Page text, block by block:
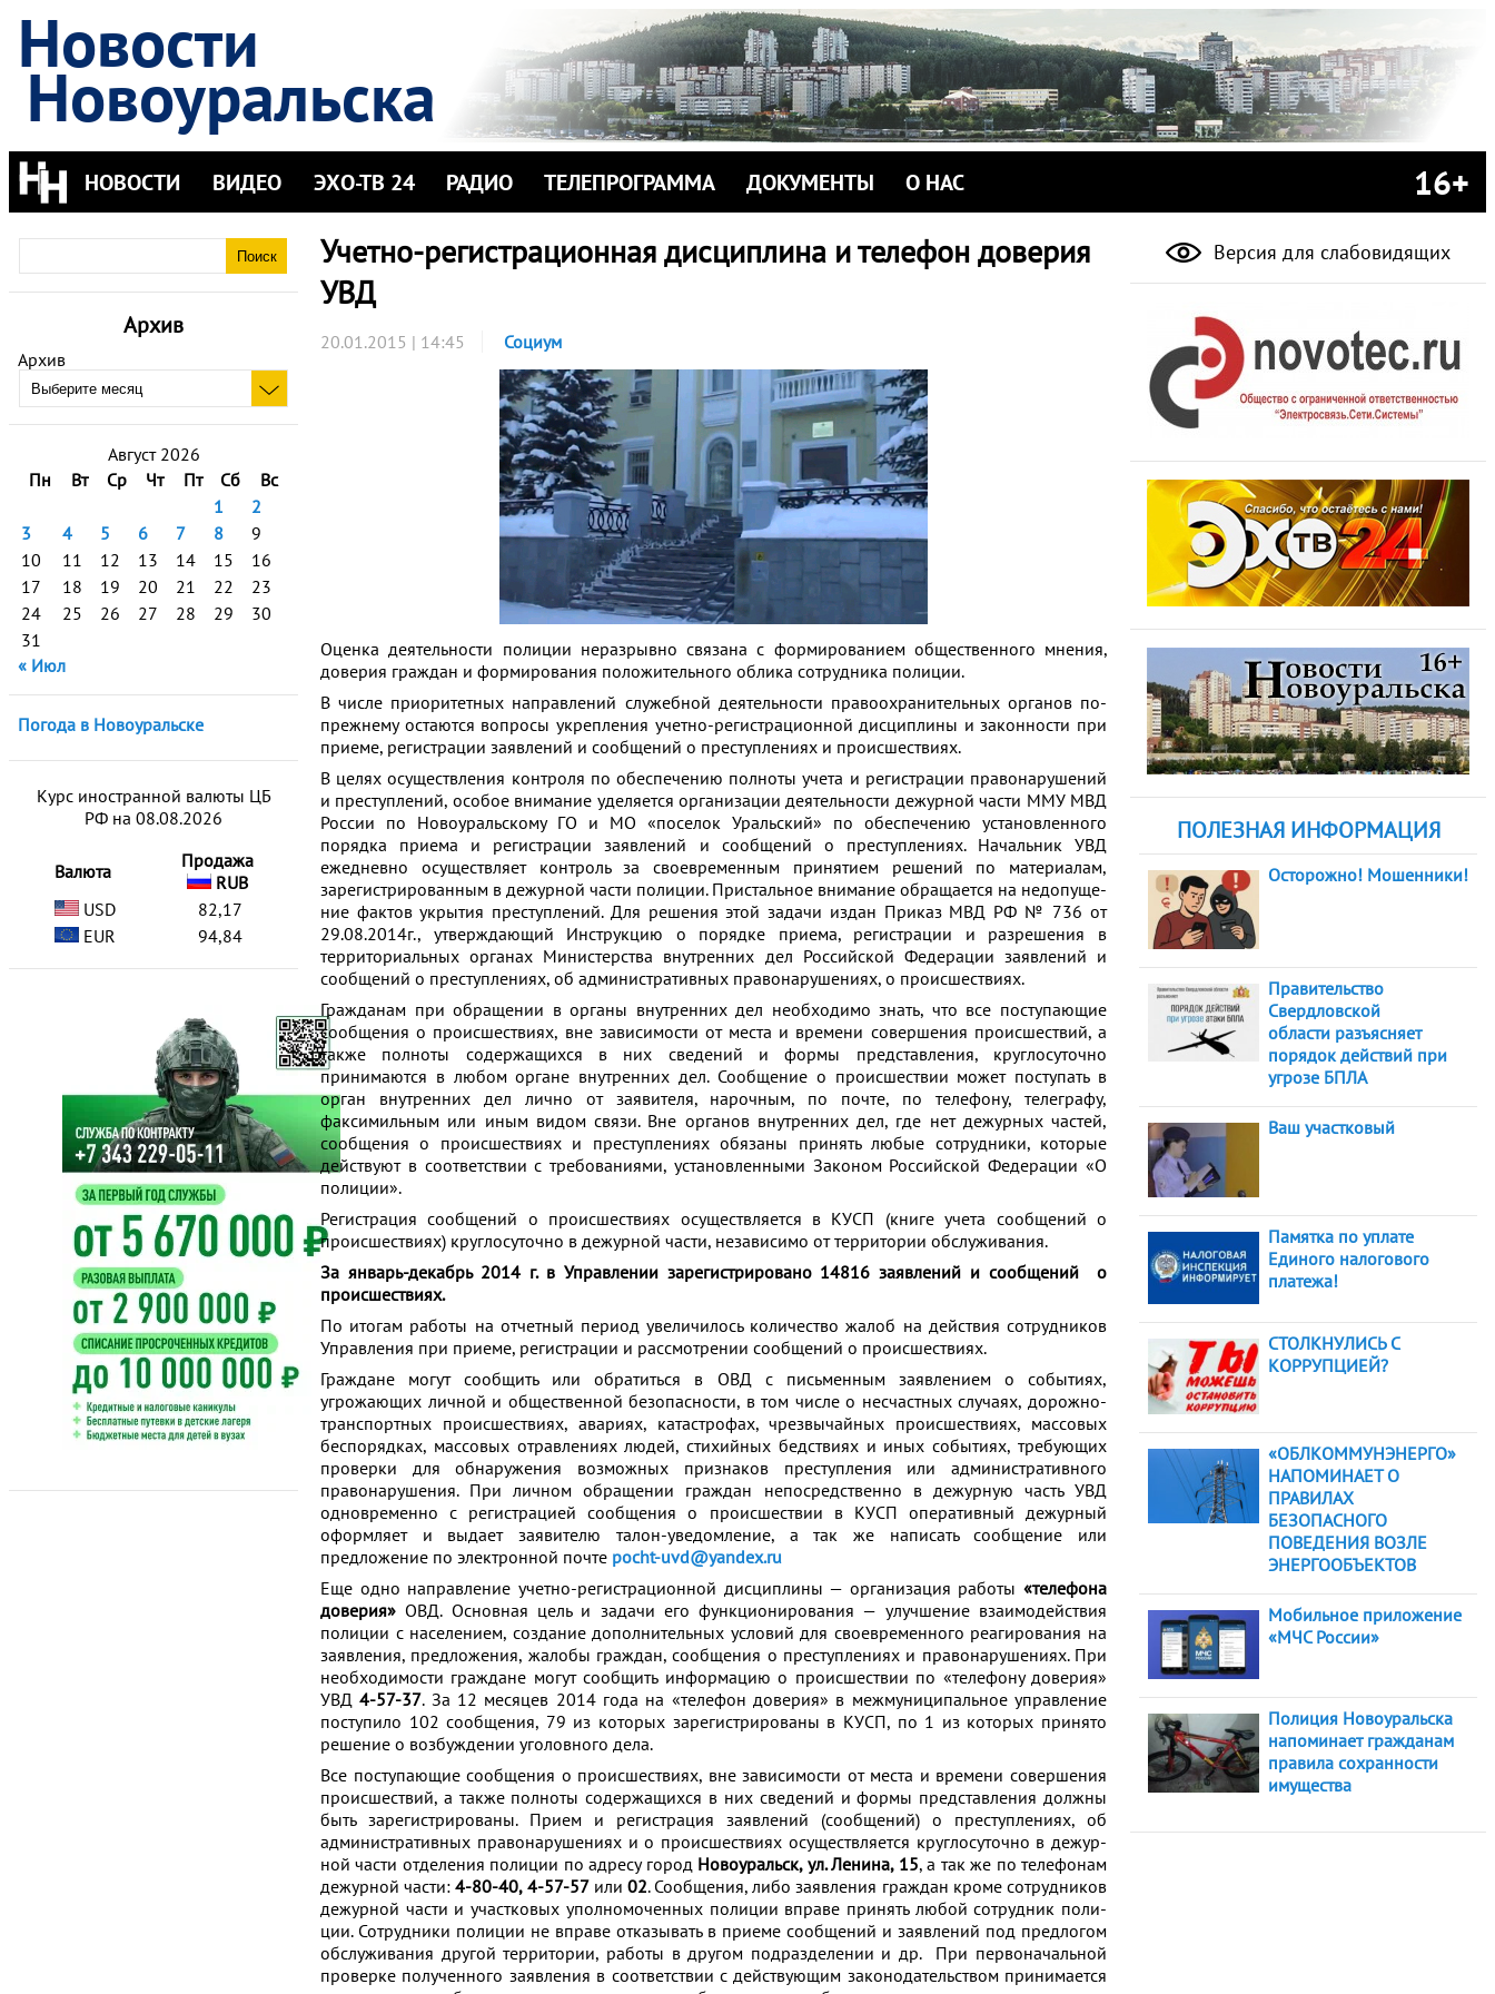
Новости
Новоуральска
НОВОСТИ ВИДЕО ЭХО-ТВ 24 РАДИО ТЕЛЕПРОГРАММА ДОКУМЕНТЫ О НАС 16+
Архив
Архив
Август 2026
Пн
Вт Ср Чт Пт Сб
Вс
1
2
3
4 5 6 7 8
9
10
11 12 13 14 15
16
17
18 19 20 21 22
23
24
25 26 27 28 29
30
31
« Июл
Погода в Новоуральске
Курс иностранной валюты ЦБ
РФ на 08.08.2026
Валюта
Продажа
RUB
USD
82,17
EUR
94,84
Учетно-регистрационная дисциплина и телефон доверия
УВД
20.01.2015 | 14:45 Социум
Оценка деятельности полиции неразрывно связана с формированием общественного мнения,
доверия граждан и формирования положительного облика сотрудника полиции.
В числе приоритетных направлений служебной деятельности правоохранительных органов по-
прежнему остаются вопросы укрепления учетно-регистрационной дисциплины и законности при
приеме, регистрации заявлений и сообщений о преступлениях и происшествиях.
В целях осуществления контроля по обеспечению полноты учета и регистрации правонарушений
и преступлений, особое внимание уделяется организации деятельности дежурной части ММУ МВД
России по Новоуральскому ГО и МО «поселок Уральский» по обеспечению установленного
порядка приема и регистрации заявлений и сообщений о преступлениях. Начальник УВД
ежедневно осуществляет контроль за своевременным принятием решений по материалам,
зарегистрированным в дежурной части полиции. При­сталь­ное вни­ма­ние обращается на не­до­пу­ще­
ние фак­тов укры­тия пре­ступ­ле­ний. Для ре­ше­ния этой за­да­чи из­дан При­каз МВД РФ № 736 от
29.08.2014г., утвер­жда­ю­щий Инструкцию о порядке приема, регистрации и разрешения в
территориальных органах Министерства внутренних дел Российской Федерации заявлений и
сообщений о преступлениях, об административных правонарушениях, о происшествиях.
Гражданам при обращении в органы внутренних дел необходимо знать, что все поступающие
сообщения о происшествиях, вне зависимости от места и времени совершения происшествий, а
также полноты содержащихся в них сведений и формы представления, круглосуточно
принимаются в любом органе внутренних дел. Сообщение о происшествии может поступать в
орган внутренних дел лично от заявителя, нарочным, по почте, по телефону, телеграфу,
факсимильным или иным видом связи. Вне органов внутренних дел, где нет дежурных частей,
сообщения о происшествиях и преступлениях обязаны принять любые сотрудники, которые
действуют в соответствии с требованиями, установленными Законом Российской Федерации «О
полиции».
Регистрация сообщений о происшествиях осуществляется в КУСП (книге учета сообщений о
происшествиях) круглосуточно в дежурной части, независимо от территории обслуживания.
За январь-декабрь 2014 г. в Управлении зарегистрировано 14816 заявлений и сообщений о
происшествиях.
По итогам работы на отчетный период увеличилось количество жалоб на действия сотрудников
Управления при приеме, регистрации и рассмотрении сообщений о происшествиях.
Граждане могут сообщить или обратиться в ОВД с письменным заявлением о событиях,
угрожающих личной и общественной безопасности, в том числе о несчастных случаях, дорожно-
транспортных происшествиях, авариях, катастрофах, чрезвычайных происшествиях, массовых
беспорядках, массовых отравлениях людей, стихийных бедствиях и иных событиях, требующих
проверки для обнаружения возможных признаков преступления или административного
правонарушения. При личном обращении граждан непосредственно в дежурную часть УВД
одновременно с регистрацией сообщения о происшествии в КУСП оперативный дежурный
оформляет и выдает заявителю талон-уведомление, а так же написать сообщение или
предложение по электронной почте pocht-uvd@yandex.ru
Еще одно направление учетно-регистрационной дисциплины — организация работы «телефона
доверия» ОВД. Основная цель и задачи его функционирования — улучшение взаимодействия
полиции с населением, создание дополнительных условий для своевременного реагирования на
заявления, предложения, жалобы граждан, сообщения о преступлениях и правонарушениях. При
необходимости граждане могут сообщить информацию о происшествии по «телефону доверия»
УВД4-57-37. За 12 месяцев 2014 года на «телефон доверия» в межмуниципальное управление
поступило 102 сообщения, 79 из которых зарегистрированы в КУСП, по 1 из которых принято
решение о возбуждении уголовного дела.
Все по­сту­па­ю­щие со­об­ще­ния о про­ис­ше­стви­ях, вне за­ви­си­мо­сти от ме­ста и вре­ме­ни со­вер­ше­ния
про­ис­ше­ствий, а так­же пол­но­ты со­дер­жа­щих­ся в них све­де­ний и фор­мы пред­став­ле­ния долж­ны
быть за­ре­ги­стри­ро­ва­ны. Прием и регистрация заявлений (сообщений) о преступлениях, об
административных правонарушениях и о происшествиях осуществляется круглосуточно в де­жур­
ной ча­сти от­де­ле­ния по­ли­ции по адресу город Новоуральск, ул. Ленина, 15, а так же по телефонам
дежурной части:4-80-40, 4-57-57или 02. Со­об­ще­ния, ли­бо за­яв­ле­ния граж­дан кро­ме со­труд­ни­ков
де­жур­ной ча­сти и участ­ко­вых уполномоченных по­ли­ции впра­ве при­нять лю­бой со­труд­ник по­ли­
ции. Со­труд­ни­ки по­ли­ции не впра­ве от­ка­зы­вать в при­е­ме со­об­ще­ний и за­яв­ле­ний под пред­ло­гом
об­слу­жи­ва­ния дру­гой тер­ри­то­рии, ра­бо­ты в дру­гом под­раз­де­ле­нии и др. При пер­во­на­чаль­ной
про­вер­ке по­лу­чен­но­го за­яв­ле­ния в со­от­вет­ствии с дей­ству­ю­щим за­ко­но­да­тель­ством при­ни­ма­ет­ся
Версия для слабовидящих
ПОЛЕЗНАЯ ИНФОРМАЦИЯ
Осторожно! Мошенники!
Правительство
Свердловской
области разъясняет
порядок действий при
угрозе БПЛА
Ваш участковый
Памятка по уплате
Единого налогового
платежа!
СТОЛКНУЛИСЬ С
КОРРУПЦИЕЙ?
«ОБЛКОММУНЭНЕРГО»
НАПОМИНАЕТ О
ПРАВИЛАХ
БЕЗОПАСНОГО
ПОВЕДЕНИЯ ВОЗЛЕ
ЭНЕРГООБЪЕКТОВ
Мобильное приложение
«МЧС России»
Полиция Новоуральска
напоминает гражданам
правила сохранности
имущества